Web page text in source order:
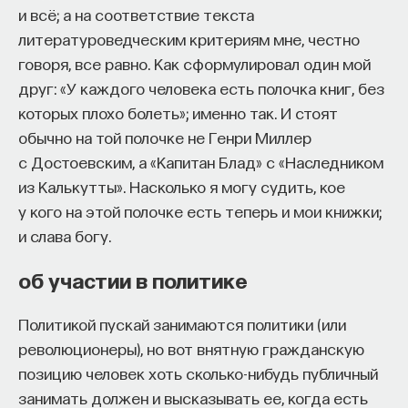
и всё; а на соответствие текста
литературоведческим критериям мне, честно
говоря, все равно. Как сформулировал один мой
друг: «У каждого человека есть полочка книг, без
которых плохо болеть»; именно так. И стоят
обычно на той полочке не Генри Миллер
с Достоевским, а «Капитан Блад» с «Наследником
из Калькутты». Насколько я могу судить, кое
у кого на этой полочке есть теперь и мои книжки;
и слава богу.
об участии в политике
Политикой пускай занимаются политики (или
революционеры), но вот внятную гражданскую
позицию человек хоть сколько-нибудь публичный
занимать должен и высказывать ее, когда есть